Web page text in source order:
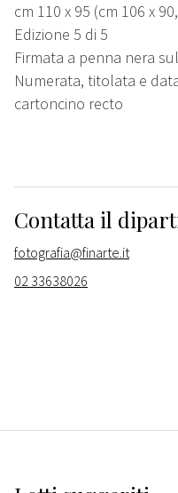
cm 110 x 95 (cm 106 x
Edizione 5 di 5
Firmata a penna nera
Numerata, titolata e
cartoncino recto
Contatta il
fotografia@finarte.it
02 33638026